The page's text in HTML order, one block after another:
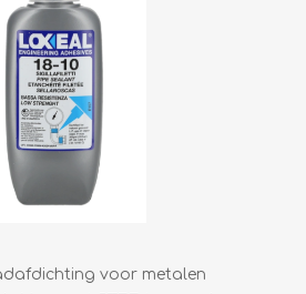
voor metalen